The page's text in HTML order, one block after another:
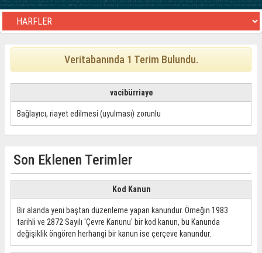
Veritabanında 1 Terim Bulundu.
vacibürriaye
Bağlayıcı, riayet edilmesi (uyulması) zorunlu
Son Eklenen Terimler
Kod Kanun
Bir alanda yeni baştan düzenleme yapan kanundur. Örneğin 1983
tarihli ve 2872 Sayılı 'Çevre Kanunu' bir kod kanun, bu Kanunda
değişiklik öngören herhangi bir kanun ise çerçeve kanundur.